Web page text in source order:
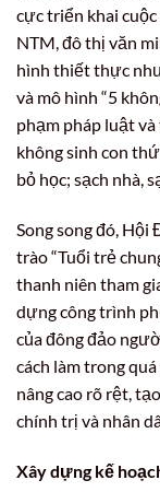
cực triển khai cuộc
NTM, đô thị văn
hình thiết thực
và mô hình “5
phạm pháp luật
không sinh con
bỏ học; sạch nhà,
Song song đó,
trào “Tuổi trẻ
thanh niên tham
dựng công trình
của đông đảo
cách làm trong
nâng cao rõ rệt,
chính trị và nhân
Xây dựng kế